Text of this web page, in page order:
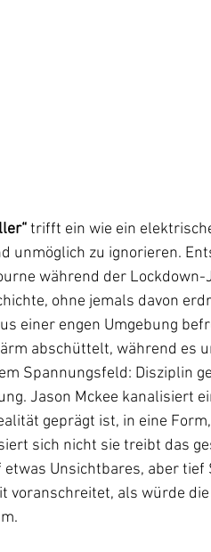
trifft ein wie ein
unmöglich zu ignorieren.
während der
ohne jemals davon
einer engen Umgebung
abschüttelt, während es
Spannungsfeld: Disziplin
Jason Mckee kanalisiert
geprägt ist, in eine
sich nicht sie treibt das
etwas Unsichtbares, aber
voranschreitet, als würde